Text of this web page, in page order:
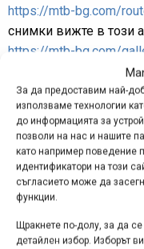
За да предоставим най-
използваме технологии
до информацията за
позволи на нас и нашите
като например поведение
идентификатори на този
съгласието може да
функции.
Щракнете по-долу, за да се
детайлен избор. Изборът
https://mtb-bg.com/
снимки вижте в този
https://mtb-bg.com/